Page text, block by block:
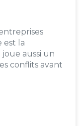
est la
joue aussi un
conflits avant